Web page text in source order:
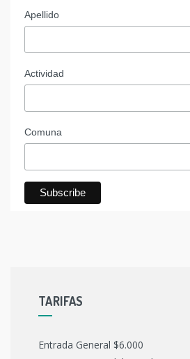
Apellido
Actividad
Comuna
TARIFAS
Entrada General $6.000